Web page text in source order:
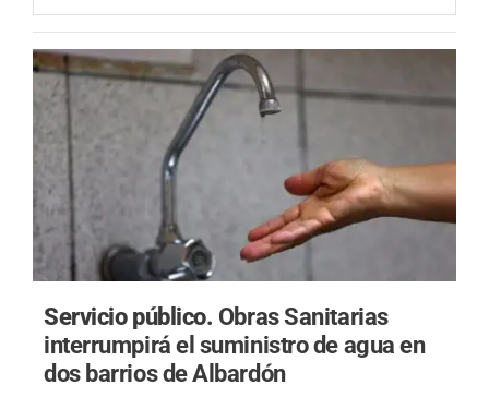
Servicio público. Obras Sanitarias
interrumpirá el suministro de agua en
dos barrios de Albardón